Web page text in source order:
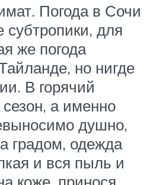
Погода в Сочи
для
же погода
но нигде
В горячий
а именно
душно,
градом, одежда
и вся пыль и